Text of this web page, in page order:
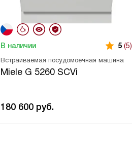
В наличии 5 (5)
Встраиваемая посудомоечная машина
Miele G 5260 SCVi
180 600 руб.